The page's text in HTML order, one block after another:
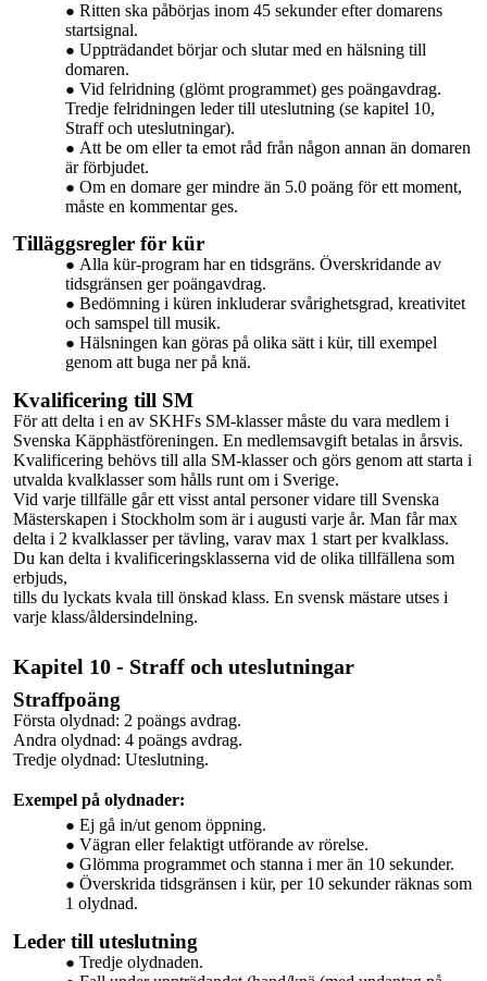
Ritten ska påbörjas inom 45 sekunder efter domarens
startsignal.
Uppträdandet börjar och slutar med en hälsning till
domaren.
Vid felridning (glömt programmet) ges poängavdrag.
Tredje felridningen leder till uteslutning (se kapitel 10,
Straff och uteslutningar).
Att be om eller ta emot råd från någon annan än domaren
är förbjudet.
Om en domare ger mindre än 5.0 poäng för ett moment,
måste en kommentar ges.
Tilläggsregler för kür
Alla kür-program har en tidsgräns. Överskridande av
tidsgränsen ger poängavdrag.
Bedömning i küren inkluderar svårighetsgrad, kreativitet
och samspel till musik.
Hälsningen kan göras på olika sätt i kür, till exempel
genom att buga ner på knä.
Kvalificering till SM
För att delta i en av SKHFs SM-klasser måste du vara medlem i
Svenska Käpphästföreningen. En medlemsavgift betalas in årsvis.
Kvalificering behövs till alla SM-klasser och görs genom att starta i
utvalda kvalklasser som hålls runt om i Sverige.
Vid varje tillfälle går ett visst antal personer vidare till Svenska
Mästerskapen i Stockholm som är i augusti varje år. Man får max
delta i 2 kvalklasser per tävling, varav max 1 start per kvalklass.
Du kan delta i kvalificeringsklasserna vid de olika tillfällena som
erbjuds,
tills du lyckats kvala till önskad klass. En svensk mästare utses i
varje klass/åldersindelning.
Kapitel 10 - Straff och uteslutningar
Straffpoäng
Första olydnad: 2 poängs avdrag.
Andra olydnad: 4 poängs avdrag.
Tredje olydnad: Uteslutning.
Exempel på olydnader:
Ej gå in/ut genom öppning.
Vägran eller felaktigt utförande av rörelse.
Glömma programmet och stanna i mer än 10 sekunder.
Överskrida tidsgränsen i kür, per 10 sekunder räknas som
1 olydnad.
Leder till uteslutning
Tredje olydnaden.